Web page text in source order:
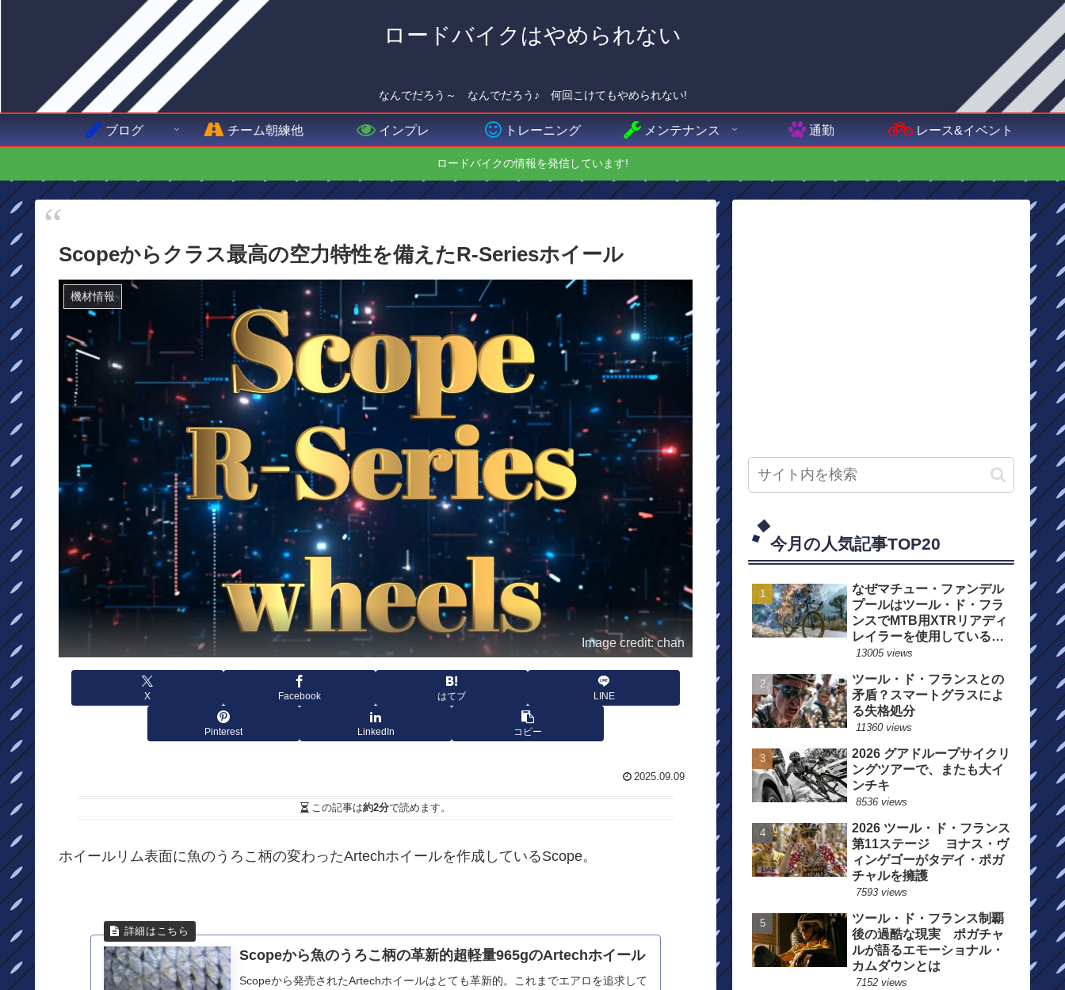
ロードバイクはやめられない
なんでだろう～ なんでだろう♪ 何回こけてもやめられない!
ブログ チーム朝練他 インプレ トレーニング メンテナンス 通勤 レース&イベント
ロードバイクの情報を発信しています!
Scopeからクラス最高の空力特性を備えたR-Seriesホイール
機材情報
Image credit: chan
X Facebook はてブ LINE
Pinterest LinkedIn コピー
2025.09.09
この記事は約2分で読めます。
ホイールリム表面に魚のうろこ柄の変わったArtechホイールを作成しているScope。
Scopeから魚のうろこ柄の革新的超軽量965gのArtechホイール
Scopeから発売されたArtechホイールはとても革新的。これまでエアロを追求して
今月の人気記事TOP20
なぜマチュー・ファンデル
プールはツール・ド・フラ
ンスでMTB用XTRリアディ
レイラーを使用しているの
か？
13005 views
ツール・ド・フランスとの
矛盾？スマートグラスによ
る失格処分
11360 views
2026 グアドループサイクリ
ングツアーで、またも大イ
ンチキ
8536 views
2026 ツール・ド・フランス
第11ステージ ヨナス・ヴ
ィンゲゴーがタデイ・ポガ
チャルを擁護
7593 views
ツール・ド・フランス制覇
後の過酷な現実 ポガチャ
ルが語るエモーショナル・
カムダウンとは
7152 views